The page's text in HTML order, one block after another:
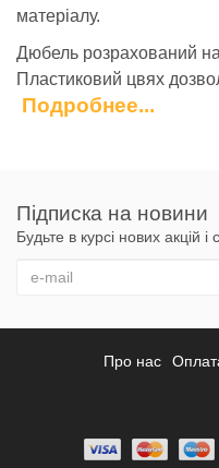
матеріалу.
Дюбель розрахований
Пластиковий цвях
міцних бетонних,
стрижень)
Вид дюбеля -
Призначення - Для
теплоізоляції
Довжина - 110 мм
Подробнее...
Підписка на новини
Будьте в курсі нових акцій і
Про нас